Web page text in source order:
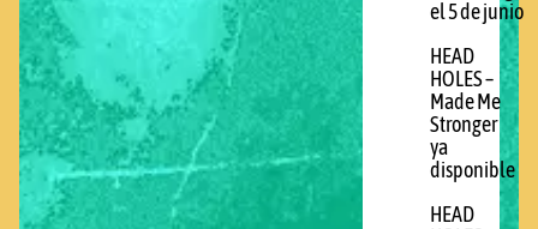
el 5 de junio
HEAD
HOLES –
Made Me
Stronger
ya
disponible
HEAD